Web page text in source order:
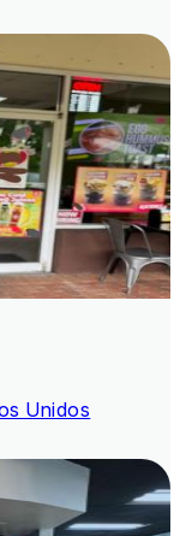
Unidos